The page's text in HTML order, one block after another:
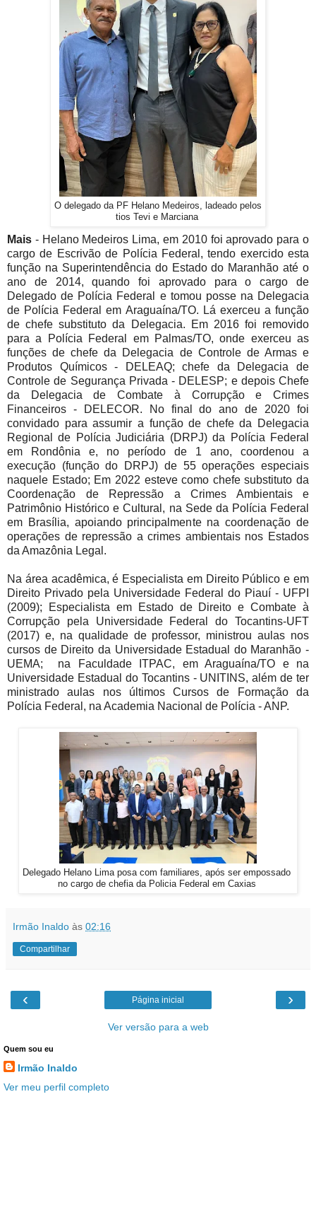
O delegado da PF Helano Medeiros, ladeado pelos
tios Tevi e Marciana
Mais - Helano Medeiros Lima, em 2010 foi aprovado para o
cargo de Escrivão de Polícia Federal, tendo exercido esta
função na Superintendência do Estado do Maranhão até o
ano de 2014, quando foi aprovado para o cargo de
Delegado de Polícia Federal e tomou posse na Delegacia
de Polícia Federal em Araguaína/TO. Lá exerceu a função
de chefe substituto da Delegacia. Em 2016 foi removido
para a Polícia Federal em Palmas/TO, onde exerceu as
funções de chefe da Delegacia de Controle de Armas e
Produtos Químicos - DELEAQ; chefe da Delegacia de
Controle de Segurança Privada - DELESP; e depois Chefe
da Delegacia de Combate à Corrupção e Crimes
Financeiros - DELECOR. No final do ano de 2020 foi
convidado para assumir a função de chefe da Delegacia
Regional de Polícia Judiciária (DRPJ) da Polícia Federal
em Rondônia e, no período de 1 ano, coordenou a
execução (função do DRPJ) de 55 operações especiais
naquele Estado; Em 2022 esteve como chefe substituto da
Coordenação de Repressão a Crimes Ambientais e
Patrimônio Histórico e Cultural, na Sede da Polícia Federal
em Brasília, apoiando principalmente na coordenação de
operações de repressão a crimes ambientais nos Estados
da Amazônia Legal.
Na área acadêmica, é Especialista em Direito Público e em
Direito Privado pela Universidade Federal do Piauí - UFPI
(2009); Especialista em Estado de Direito e Combate à
Corrupção pela Universidade Federal do Tocantins-UFT
(2017) e, na qualidade de professor, ministrou aulas nos
cursos de Direito da Universidade Estadual do Maranhão -
UEMA; na Faculdade ITPAC, em Araguaína/TO e na
Universidade Estadual do Tocantins - UNITINS, além de ter
ministrado aulas nos últimos Cursos de Formação da
Polícia Federal, na Academia Nacional de Polícia - ANP.
Delegado Helano Lima posa com familiares, após ser empossado
no cargo de chefia da Policia Federal em Caxias
Irmão Inaldo às 02:16
Compartilhar
‹ ›
Página inicial
Ver versão para a web
Quem sou eu
Irmão Inaldo
Ver meu perfil completo